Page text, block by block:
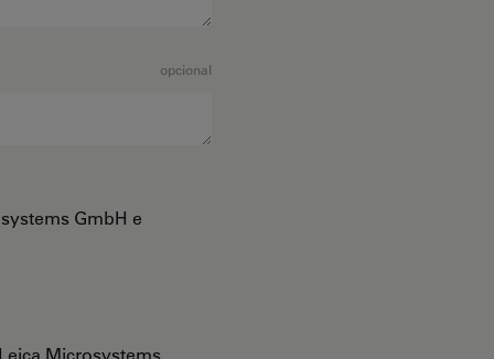
opcional
GmbH e
Microsystems